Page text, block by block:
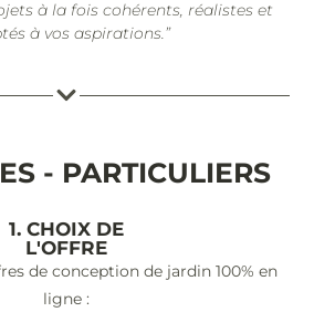
à la fois cohérents, réalistes et
à vos aspirations.”
- PARTICULIERS
1. CHOIX DE
L'OFFRE
de conception de jardin 100% en
ligne :